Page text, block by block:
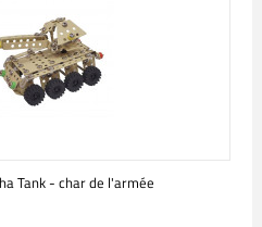
Tank - char de l'armée